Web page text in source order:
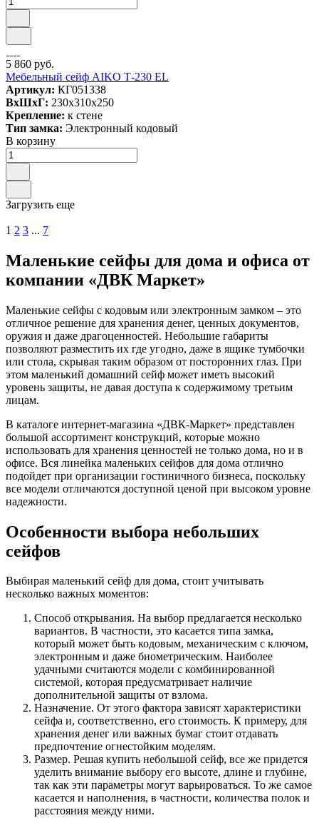
5 860 руб.
Мебельный сейф AIKO Т-230 EL
Артикул: КГ051338
ВxШxГ: 230x310x250
Крепление: к стене
Тип замка: Электронный кодовый
В корзину
Загрузить еще
1 2 3 ... 7
Маленькие сейфы для дома и офиса от
компании «ДВК Маркет»
Маленькие сейфы с кодовым или электронным замком – это
отличное решение для хранения денег, ценных документов,
оружия и даже драгоценностей. Небольшие габариты
позволяют разместить их где угодно, даже в ящике тумбочки
или стола, скрывая таким образом от посторонних глаз. При
этом маленький домашний сейф может иметь высокий
уровень защиты, не давая доступа к содержимому третьим
лицам.
В каталоге интернет-магазина «ДВК-Маркет» представлен
большой ассортимент конструкций, которые можно
использовать для хранения ценностей не только дома, но и в
офисе. Вся линейка маленьких сейфов для дома отлично
подойдет при организации гостиничного бизнеса, поскольку
все модели отличаются доступной ценой при высоком уровне
надежности.
Особенности выбора небольших
сейфов
Выбирая маленький сейф для дома, стоит учитывать
несколько важных моментов:
Способ открывания. На выбор предлагается несколько
вариантов. В частности, это касается типа замка,
который может быть кодовым, механическим с ключом,
электронным и даже биометрическим. Наиболее
удачными считаются модели с комбинированной
системой, которая предусматривает наличие
дополнительной защиты от взлома.
Назначение. От этого фактора зависят характеристики
сейфа и, соответственно, его стоимость. К примеру, для
хранения денег или важных бумаг стоит отдавать
предпочтение огнестойким моделям.
Размер. Решая купить небольшой сейф, все же придется
уделить внимание выбору его высоте, длине и глубине,
так как эти параметры могут варьироваться. То же самое
касается и наполнения, в частности, количества полок и
расстояния между ними.